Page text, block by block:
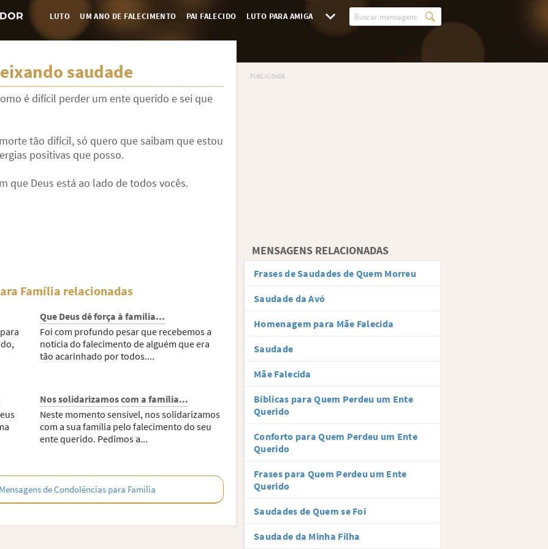
LUTO UM ANO DE FALECIMENTO PAI FALECIDO LUTO PARA AMIGA
saudade
é difícil perder um ente querido e sei que
tão difícil, só quero que saibam que estou
positivas que posso.
que Deus está ao lado de todos vocês.
Família relacionadas
Que Deus dê força à família...
Foi com profundo pesar que recebemos a
notícia do falecimento de alguém que era
tão acarinhado por todos....
Nos solidarizamos com a família...
Neste momento sensível, nos solidarizamos
com a sua família pelo falecimento do seu
ente querido. Pedimos a...
de Condolências para Família
MENSAGENS RELACIONADAS
Frases de Saudades de Quem Morreu
Saudade da Avó
Homenagem para Mãe Falecida
Saudade
Mãe Falecida
Bíblicas para Quem Perdeu um Ente
Querido
Conforto para Quem Perdeu um Ente
Querido
Frases para Quem Perdeu um Ente
Querido
Saudades de Quem se Foi
Saudade da Minha Filha